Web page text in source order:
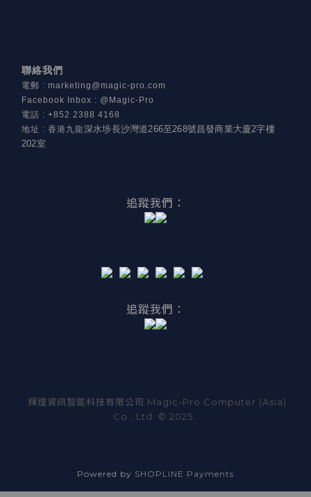
聯絡我們
電郵 : marketing@magic-pro.com
Facebook Inbox : @Magic-Pro
電話 : +852 2388 4168
地址 : 香港九龍深水埗長沙灣道266至268號昌發商業大廈2字樓
202室
追蹤我們：
追蹤我們：
輝煌資訊智能科技有限公司 Magic-Pro Computer (Asia)
Co., Ltd. © 2025.
Powered by SHOPLINE Payments